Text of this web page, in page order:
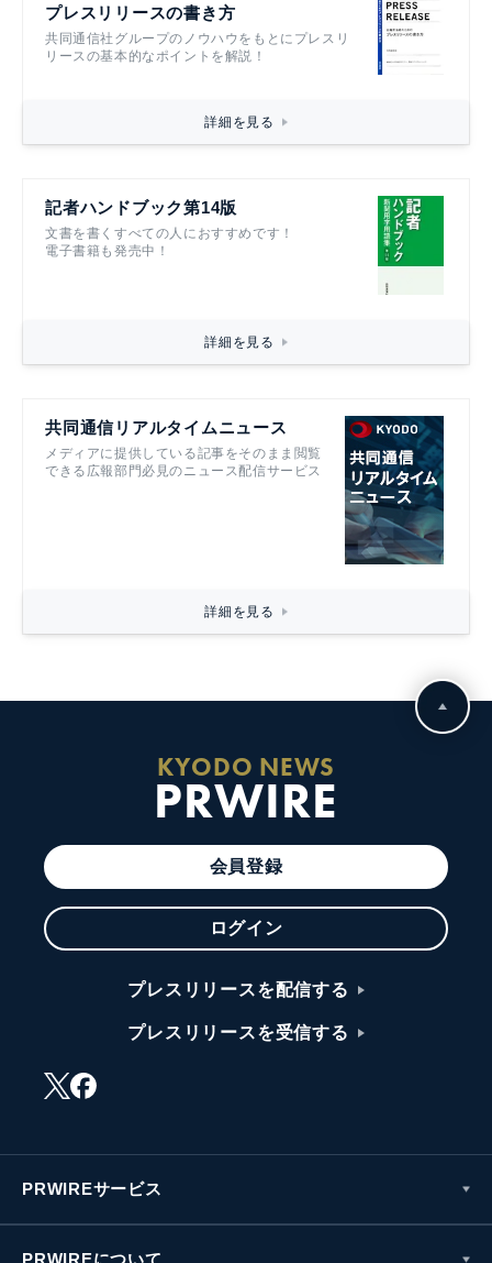
プレスリリースの書き方
共同通信社グループのノウハウをもとにプレスリ
リースの基本的なポイントを解説！
詳細を見る
記者ハンドブック第14版
文書を書くすべての人におすすめです！
電子書籍も発売中！
詳細を見る
共同通信リアルタイムニュース
メディアに提供している記事をそのまま閲覧
できる広報部門必見のニュース配信サービス
詳細を見る
KYODO NEWS
PRWIRE
会員登録
ログイン
プレスリリースを配信する
プレスリリースを受信する
PRWIREサービス
PRWIREについて